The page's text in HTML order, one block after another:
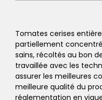
Tomates cerises
partiellement
sains, récoltés au bon
travaillée avec les
assurer les meilleures
meilleure qualité du
réglementation en